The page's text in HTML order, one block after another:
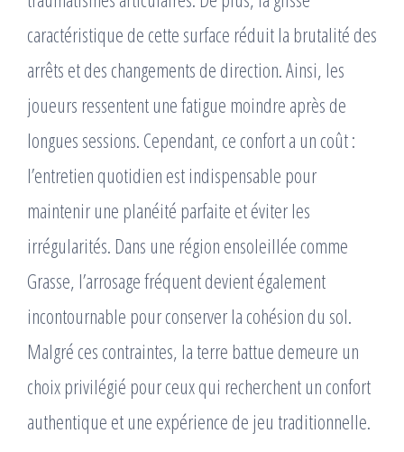
caractéristique de cette surface réduit la brutalité des
arrêts et des changements de direction. Ainsi, les
joueurs ressentent une fatigue moindre après de
longues sessions. Cependant, ce confort a un coût :
l’entretien quotidien est indispensable pour
maintenir une planéité parfaite et éviter les
irrégularités. Dans une région ensoleillée comme
Grasse, l’arrosage fréquent devient également
incontournable pour conserver la cohésion du sol.
Malgré ces contraintes, la terre battue demeure un
choix privilégié pour ceux qui recherchent un confort
authentique et une expérience de jeu traditionnelle.